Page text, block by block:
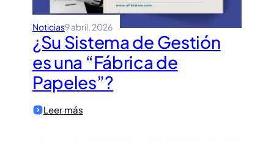
Noticias9 abril, 2026
¿Su Sistema de Gestión
es una “Fábrica de
Papeles”?
Leer más:
¿Su